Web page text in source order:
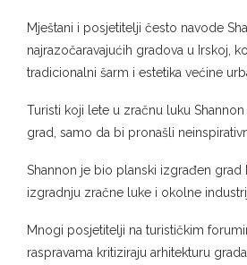
Mještani i posjetitelji često navode
najrazočaravajućih gradova u Irskoj,
tradicionalni šarm i estetika većine
Turisti koji lete u zračnu luku
grad, samo da bi pronašli
Shannon je bio planski izgrađen grad
izgradnju zračne luke i okolne
Mnogi posjetitelji na turističkim
raspravama kritiziraju arhitekturu